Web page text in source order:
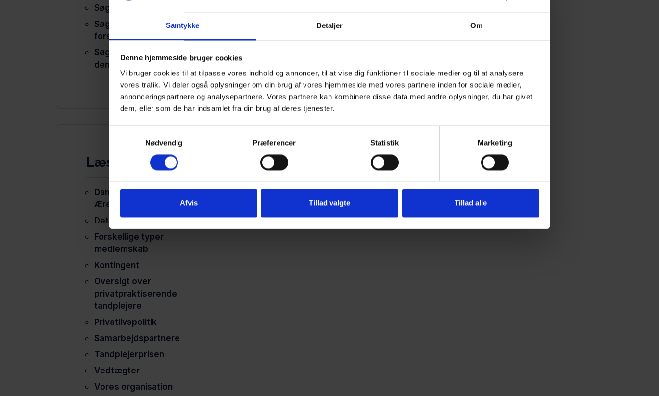
Samtykke Detaljer Om
Denne hjemmeside bruger cookies
Vi bruger cookies til at tilpasse vores indhold og annoncer, til at vise dig funktioner til sociale medier og til at analysere
vores trafik. Vi deler også oplysninger om din brug af vores hjemmeside med vores partnere inden for sociale medier,
annonceringspartnere og analysepartnere. Vores partnere kan kombinere disse data med andre oplysninger, du har givet
dem, eller som de har indsamlet fra din brug af deres tjenester.
Nødvendig
Præferencer Statistik Marketing
Afvis Tillad valgte Tillad alle
Søg legat til ISDH
Søg midler til
forskning
Søg tilskud til
dentalmissioner
Læs også om
Danske Tandplejeres
Ærespris
Det politiske arbejde
Forskellige typer
medlemskab
Kontingent
Oversigt over
privatpraktiserende
tandplejere
Privatlivspolitik
Samarbejdspartnere
Tandplejerprisen
Vedtægter
Vores organisation